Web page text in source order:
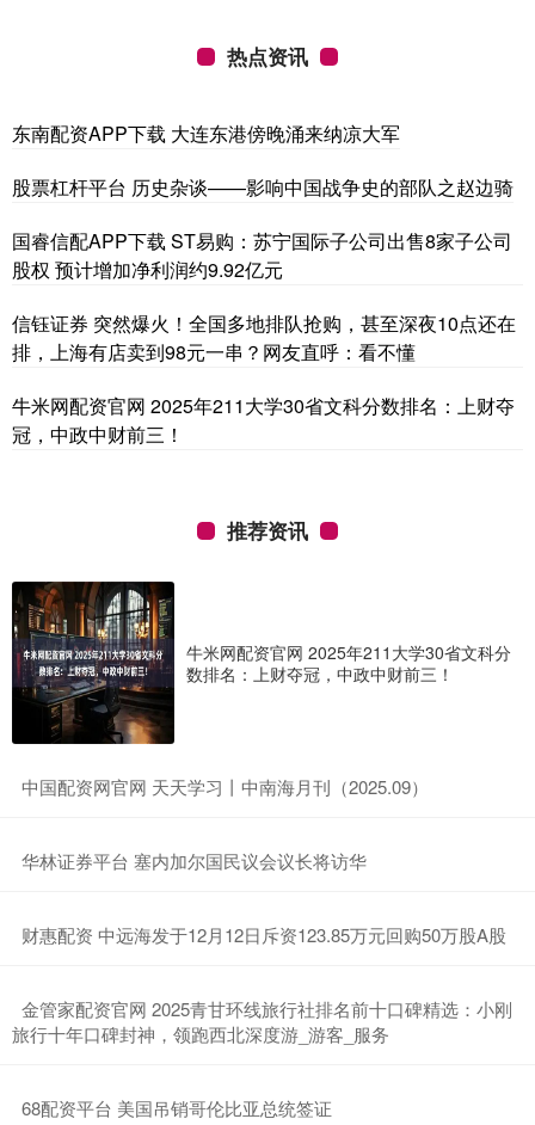
热点资讯
东南配资APP下载 大连东港傍晚涌来纳凉大军
股票杠杆平台 历史杂谈——影响中国战争史的部队之赵边骑
国睿信配APP下载 ST易购：苏宁国际子公司出售8家子公司
股权 预计增加净利润约9.92亿元
信钰证券 突然爆火！全国多地排队抢购，甚至深夜10点还在
排，上海有店卖到98元一串？网友直呼：看不懂
牛米网配资官网 2025年211大学30省文科分数排名：上财夺
冠，中政中财前三！
推荐资讯
牛米网配资官网 2025年211大学30省文科分
数排名：上财夺冠，中政中财前三！
​中国配资网官网 天天学习丨中南海月刊（2025.09）
​华林证券平台 塞内加尔国民议会议长将访华
​财惠配资 中远海发于12月12日斥资123.85万元回购50万股A股
​金管家配资官网 2025青甘环线旅行社排名前十口碑精选：小刚
旅行十年口碑封神，领跑西北深度游_游客_服务
​68配资平台 美国吊销哥伦比亚总统签证